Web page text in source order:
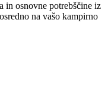
in osnovne potrebščine iz
na vašo kampirno